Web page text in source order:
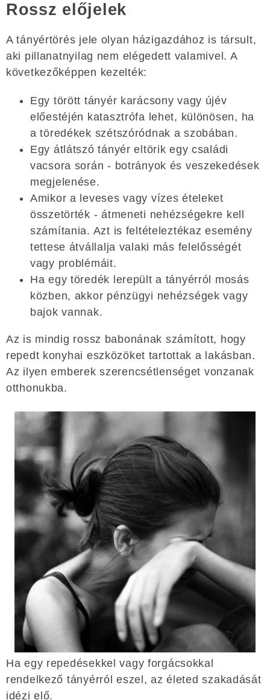
Rossz előjelek
A tányértörés jele olyan házigazdához is társult,
aki pillanatnyilag nem elégedett valamivel. A
következőképpen kezelték:
Egy törött tányér karácsony vagy újév
előestéjén katasztrófa lehet, különösen, ha
a töredékek szétszóródnak a szobában.
Egy átlátszó tányér eltörik egy családi
vacsora során - botrányok és veszekedések
megjelenése.
Amikor a leveses vagy vízes ételeket
összetörték - átmeneti nehézségekre kell
számítania. Azt is feltételeztékaz esemény
tettese átvállalja valaki más felelősségét
vagy problémáit.
Ha egy töredék lerepült a tányérról mosás
közben, akkor pénzügyi nehézségek vagy
bajok vannak.
Az is mindig rossz babonának számított, hogy
repedt konyhai eszközöket tartottak a lakásban.
Az ilyen emberek szerencsétlenséget vonzanak
otthonukba.
Ha egy repedésekkel vagy forgácsokkal
rendelkező tányérról eszel, az életed szakadását
idézi elő.